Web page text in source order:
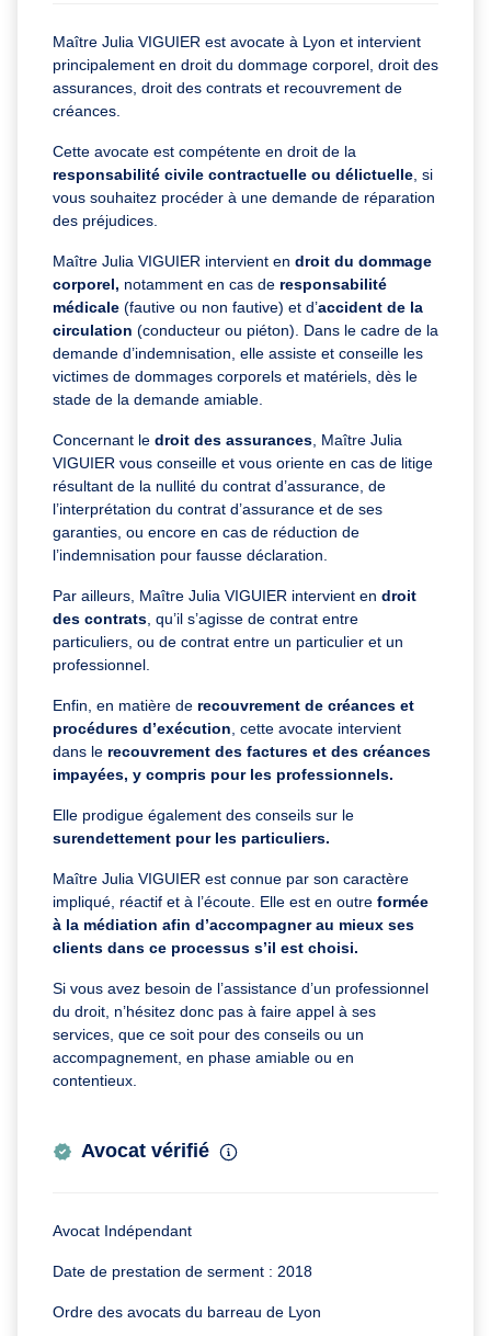
Maître Julia VIGUIER est avocate à Lyon et intervient
principalement en droit du dommage corporel, droit des
assurances, droit des contrats et recouvrement de
créances.
Cette avocate est compétente en droit de la
responsabilité civile contractuelle ou délictuelle, si
vous souhaitez procéder à une demande de réparation
des préjudices.
Maître Julia VIGUIER intervient en droit du dommage
corporel, notamment en cas de responsabilité
médicale (fautive ou non fautive) et d’accident de la
circulation (conducteur ou piéton). Dans le cadre de la
demande d’indemnisation, elle assiste et conseille les
victimes de dommages corporels et matériels, dès le
stade de la demande amiable.
Concernant le droit des assurances, Maître Julia
VIGUIER vous conseille et vous oriente en cas de litige
résultant de la nullité du contrat d’assurance, de
l’interprétation du contrat d’assurance et de ses
garanties, ou encore en cas de réduction de
l’indemnisation pour fausse déclaration.
Par ailleurs, Maître Julia VIGUIER intervient en droit
des contrats, qu’il s’agisse de contrat entre
particuliers, ou de contrat entre un particulier et un
professionnel.
Enfin, en matière de recouvrement de créances et
procédures d’exécution, cette avocate intervient
dans le recouvrement des factures et des créances
impayées, y compris pour les professionnels.
Elle prodigue également des conseils sur le
surendettement pour les particuliers.
Maître Julia VIGUIER est connue par son caractère
impliqué, réactif et à l’écoute. Elle est en outre formée
à la médiation afin d’accompagner au mieux ses
clients dans ce processus s’il est choisi.
Si vous avez besoin de l’assistance d’un professionnel
du droit, n’hésitez donc pas à faire appel à ses
services, que ce soit pour des conseils ou un
accompagnement, en phase amiable ou en
contentieux.
Avocat vérifié
Avocat Indépendant
Date de prestation de serment : 2018
Ordre des avocats du barreau de Lyon